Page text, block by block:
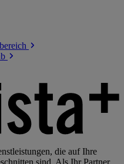
die auf Ihre
sind. Als Ihr Partner